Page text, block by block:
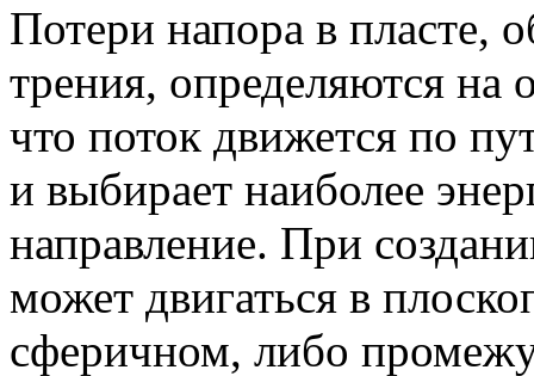
Потери напора в пласте,
трения, определяются на
что поток движется по
и выбирает наиболее
направление. При
может двигаться в
сферичном, либо